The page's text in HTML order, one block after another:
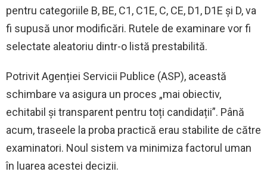
pentru categoriile B, BE, C1, C1E, C, CE, D1, D1E și D, va
fi supusă unor modificări. Rutele de examinare vor fi
selectate aleatoriu dintr-o listă prestabilită.
Potrivit Agenției Servicii Publice (ASP), această
schimbare va asigura un proces „mai obiectiv,
echitabil și transparent pentru toți candidații”. Până
acum, traseele la proba practică erau stabilite de către
examinatori. Noul sistem va minimiza factorul uman
în luarea acestei decizii.